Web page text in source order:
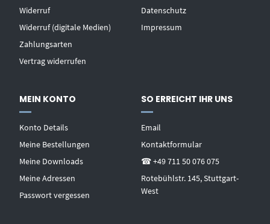
Widerruf
Widerruf (digitale Medien)
Zahlungsarten
Vertrag widerrufen
Datenschutz
Impressum
MEIN KONTO
Konto Details
Meine Bestellungen
Meine Downloads
Meine Adressen
Passwort vergessen
SO ERREICHT IHR UNS
Email
Kontaktformular
☎ +49 711 50 076 075
Rotebühlstr. 145, Stuttgart-
West